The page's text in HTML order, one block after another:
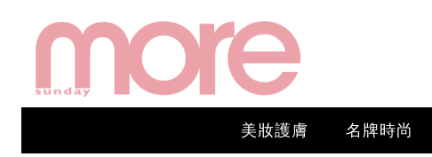
美妝護膚 名牌時尚